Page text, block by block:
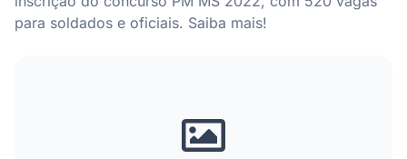
para soldados e oficiais. Saiba mais!